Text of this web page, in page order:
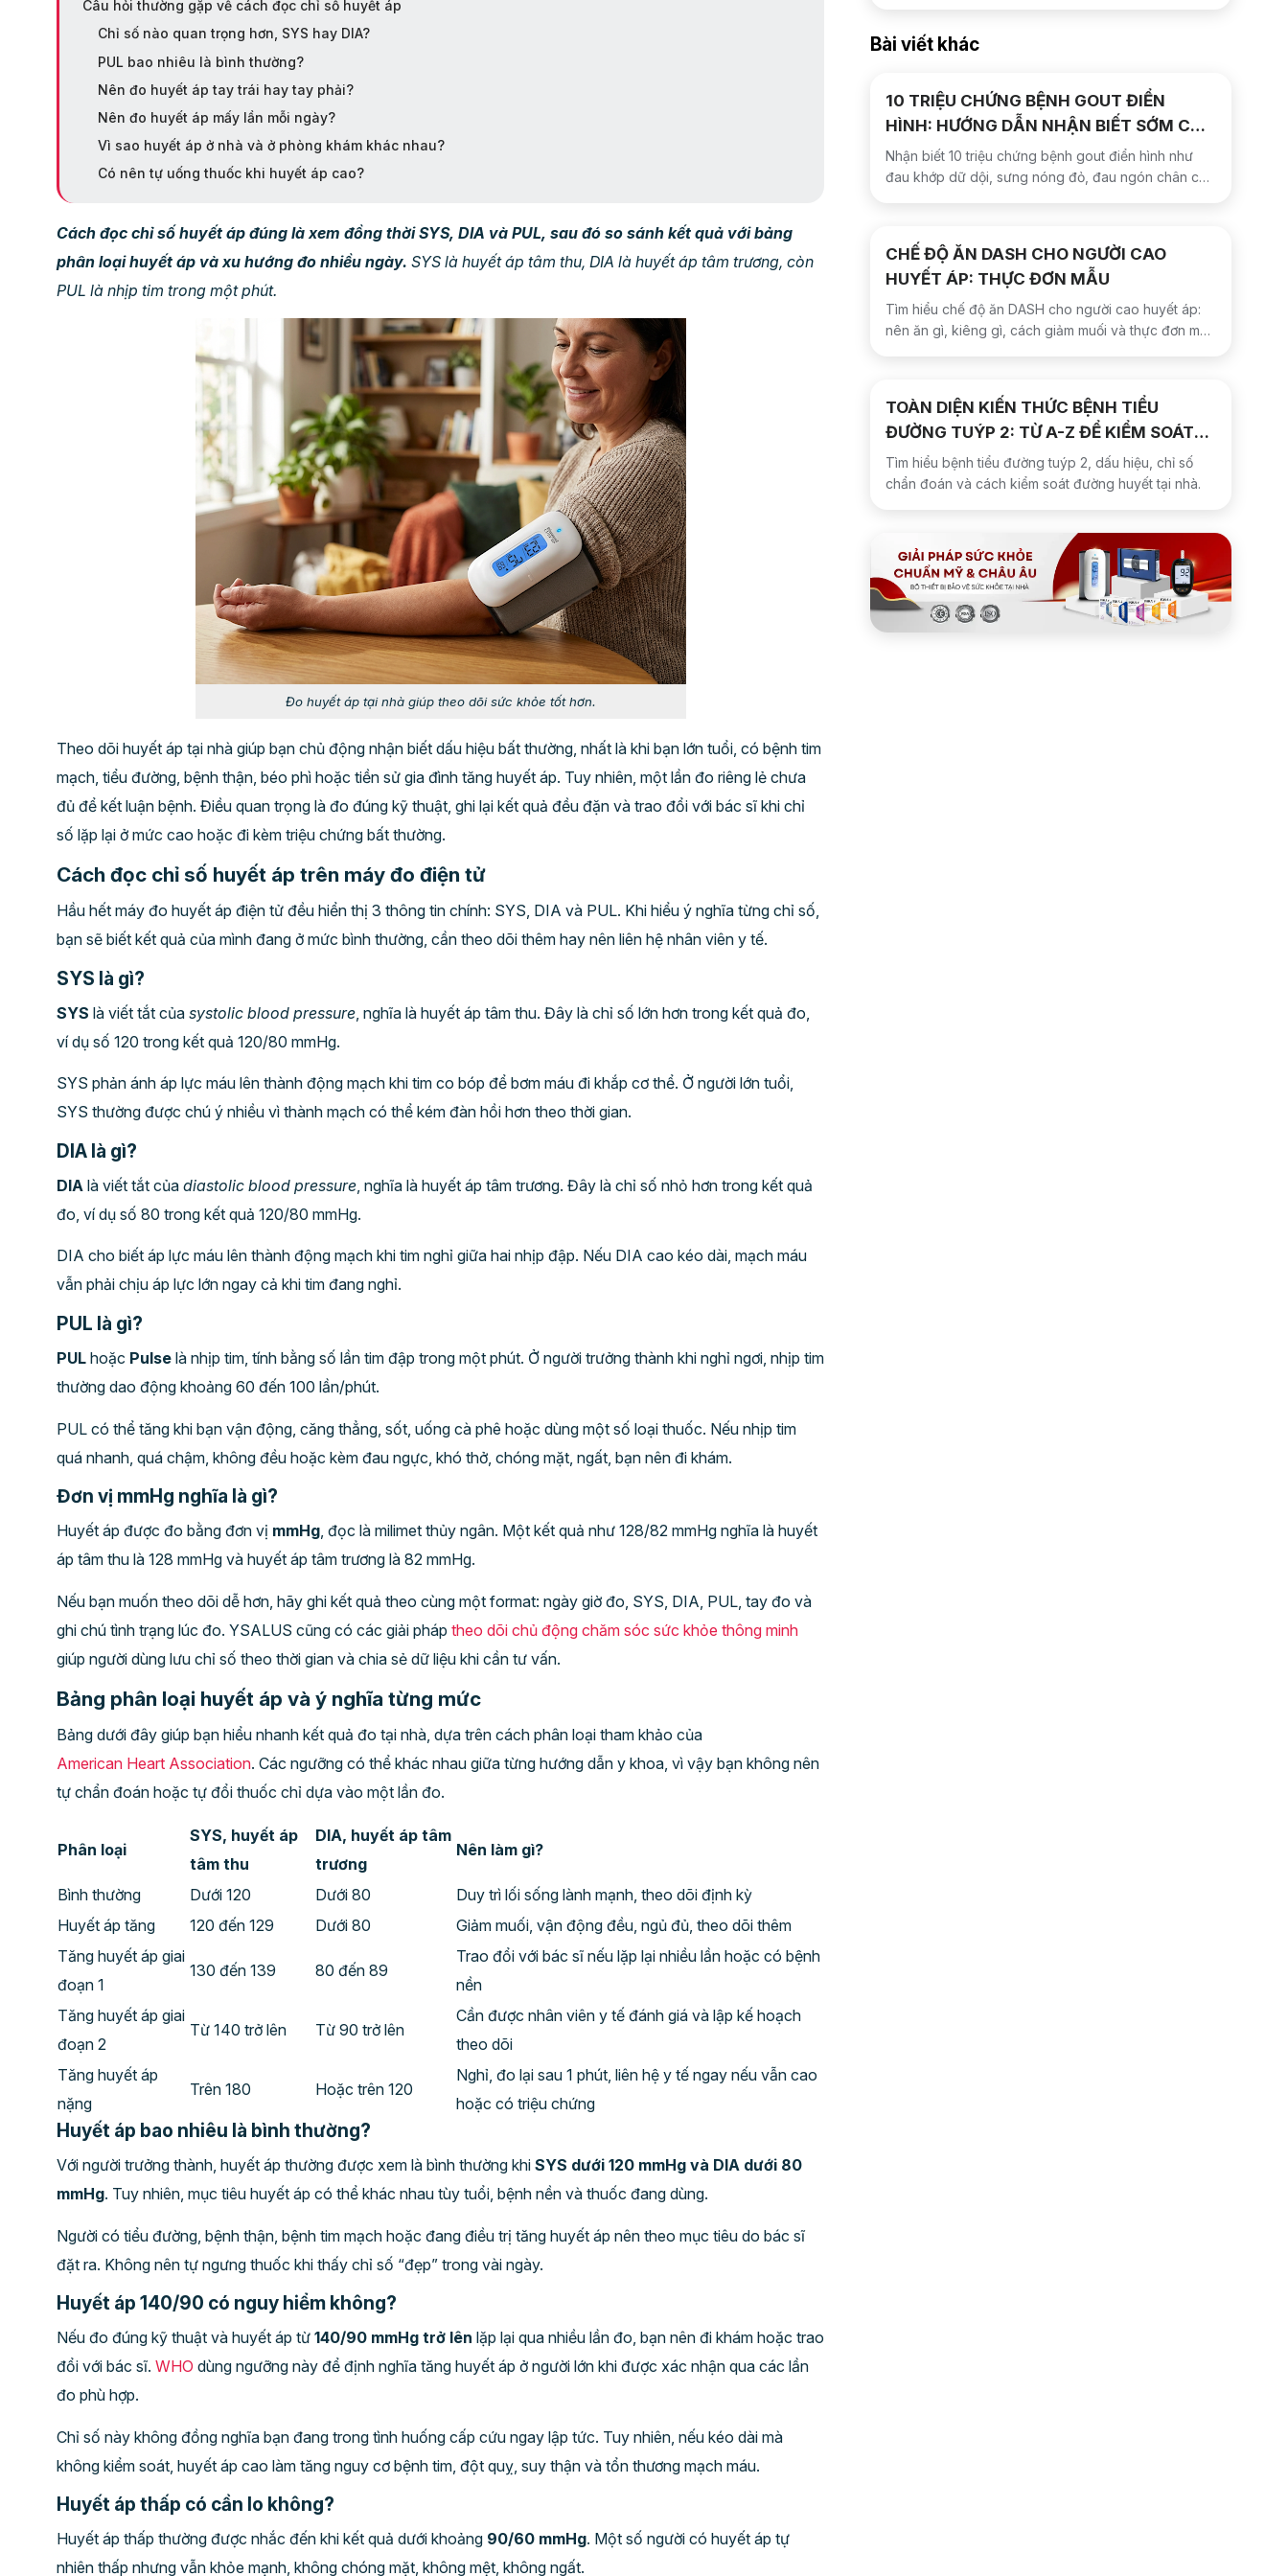
Câu hỏi thường gặp về cách đọc chỉ số huyết áp
Chỉ số nào quan trọng hơn, SYS hay DIA?
PUL bao nhiêu là bình thường?
Nên đo huyết áp tay trái hay tay phải?
Nên đo huyết áp mấy lần mỗi ngày?
Vì sao huyết áp ở nhà và ở phòng khám khác nhau?
Có nên tự uống thuốc khi huyết áp cao?
Cách đọc chỉ số huyết áp đúng là xem đồng thời SYS, DIA và PUL, sau đó so sánh kết quả với bảng
phân loại huyết áp và xu hướng đo nhiều ngày. SYS là huyết áp tâm thu, DIA là huyết áp tâm trương, còn
PUL là nhịp tim trong một phút.
Đo huyết áp tại nhà giúp theo dõi sức khỏe tốt hơn.
Theo dõi huyết áp tại nhà giúp bạn chủ động nhận biết dấu hiệu bất thường, nhất là khi bạn lớn tuổi, có bệnh tim
mạch, tiểu đường, bệnh thận, béo phì hoặc tiền sử gia đình tăng huyết áp. Tuy nhiên, một lần đo riêng lẻ chưa
đủ để kết luận bệnh. Điều quan trọng là đo đúng kỹ thuật, ghi lại kết quả đều đặn và trao đổi với bác sĩ khi chỉ
số lặp lại ở mức cao hoặc đi kèm triệu chứng bất thường.
Cách đọc chỉ số huyết áp trên máy đo điện tử
Hầu hết máy đo huyết áp điện tử đều hiển thị 3 thông tin chính: SYS, DIA và PUL. Khi hiểu ý nghĩa từng chỉ số,
bạn sẽ biết kết quả của mình đang ở mức bình thường, cần theo dõi thêm hay nên liên hệ nhân viên y tế.
SYS là gì?
SYS là viết tắt củasystolic blood pressure , nghĩa là huyết áp tâm thu. Đây là chỉ số lớn hơn trong kết quả đo,
ví dụ số 120 trong kết quả 120/80 mmHg.
SYS phản ánh áp lực máu lên thành động mạch khi tim co bóp để bơm máu đi khắp cơ thể. Ở người lớn tuổi,
SYS thường được chú ý nhiều vì thành mạch có thể kém đàn hồi hơn theo thời gian.
DIA là gì?
DIA là viết tắt củadiastolic blood pressure , nghĩa là huyết áp tâm trương. Đây là chỉ số nhỏ hơn trong kết quả
đo, ví dụ số 80 trong kết quả 120/80 mmHg.
DIA cho biết áp lực máu lên thành động mạch khi tim nghỉ giữa hai nhịp đập. Nếu DIA cao kéo dài, mạch máu
vẫn phải chịu áp lực lớn ngay cả khi tim đang nghỉ.
PUL là gì?
PUL hoặc Pulse là nhịp tim, tính bằng số lần tim đập trong một phút. Ở người trưởng thành khi nghỉ ngơi, nhịp tim
thường dao động khoảng 60 đến 100 lần/phút.
PUL có thể tăng khi bạn vận động, căng thẳng, sốt, uống cà phê hoặc dùng một số loại thuốc. Nếu nhịp tim
quá nhanh, quá chậm, không đều hoặc kèm đau ngực, khó thở, chóng mặt, ngất, bạn nên đi khám.
Đơn vị mmHg nghĩa là gì?
Huyết áp được đo bằng đơn vị mmHg, đọc là milimet thủy ngân. Một kết quả như 128/82 mmHg nghĩa là huyết
áp tâm thu là 128 mmHg và huyết áp tâm trương là 82 mmHg.
Nếu bạn muốn theo dõi dễ hơn, hãy ghi kết quả theo cùng một format: ngày giờ đo, SYS, DIA, PUL, tay đo và
ghi chú tình trạng lúc đo. YSALUS cũng có các giải pháptheo dõi chủ động chăm sóc sức khỏe thông minh
giúp người dùng lưu chỉ số theo thời gian và chia sẻ dữ liệu khi cần tư vấn.
Bảng phân loại huyết áp và ý nghĩa từng mức
Bảng dưới đây giúp bạn hiểu nhanh kết quả đo tại nhà, dựa trên cách phân loại tham khảo của
American Heart Association. Các ngưỡng có thể khác nhau giữa từng hướng dẫn y khoa, vì vậy bạn không nên
tự chẩn đoán hoặc tự đổi thuốc chỉ dựa vào một lần đo.
Phân loại
SYS, huyết áp
tâm thu
DIA, huyết áp tâm
trương
Nên làm gì?
Bình thường Dưới 120 Dưới 80
Duy trì lối sống lành mạnh, theo dõi định kỳ
Huyết áp tăng
120 đến 129 Dưới 80
Giảm muối, vận động đều, ngủ đủ, theo dõi thêm
Tăng huyết áp giai
đoạn 1
130 đến 139 80 đến 89
Trao đổi với bác sĩ nếu lặp lại nhiều lần hoặc có bệnh
nền
Tăng huyết áp giai
đoạn 2
Từ 140 trở lên Từ 90 trở lên
Cần được nhân viên y tế đánh giá và lập kế hoạch
theo dõi
Tăng huyết áp
nặng
Trên 180 Hoặc trên 120
Nghỉ, đo lại sau 1 phút, liên hệ y tế ngay nếu vẫn cao
hoặc có triệu chứng
Huyết áp bao nhiêu là bình thường?
Với người trưởng thành, huyết áp thường được xem là bình thường khiSYS dưới 120 mmHg và DIA dưới 80
mmHg. Tuy nhiên, mục tiêu huyết áp có thể khác nhau tùy tuổi, bệnh nền và thuốc đang dùng.
Người có tiểu đường, bệnh thận, bệnh tim mạch hoặc đang điều trị tăng huyết áp nên theo mục tiêu do bác sĩ
đặt ra. Không nên tự ngưng thuốc khi thấy chỉ số “đẹp” trong vài ngày.
Huyết áp 140/90 có nguy hiểm không?
Nếu đo đúng kỹ thuật và huyết áp từ140/90 mmHg trở lên lặp lại qua nhiều lần đo, bạn nên đi khám hoặc trao
đổi với bác sĩ.WHO dùng ngưỡng này để định nghĩa tăng huyết áp ở người lớn khi được xác nhận qua các lần
đo phù hợp.
Chỉ số này không đồng nghĩa bạn đang trong tình huống cấp cứu ngay lập tức. Tuy nhiên, nếu kéo dài mà
không kiểm soát, huyết áp cao làm tăng nguy cơ bệnh tim, đột quỵ, suy thận và tổn thương mạch máu.
Huyết áp thấp có cần lo không?
Huyết áp thấp thường được nhắc đến khi kết quả dưới khoảng 90/60 mmHg. Một số người có huyết áp tự
nhiên thấp nhưng vẫn khỏe mạnh, không chóng mặt, không mệt, không ngất.
Bài viết khác
10 TRIỆU CHỨNG BỆNH GOUT ĐIỂN
HÌNH: HƯỚNG DẪN NHẬN BIẾT SỚM CƠN
GOUT CẤP
Nhận biết 10 triệu chứng bệnh gout điển hình như
đau khớp dữ dội, sưng nóng đỏ, đau ngón chân cái,
CHẾ ĐỘ ĂN DASH CHO NGƯỜI CAO
HUYẾT ÁP: THỰC ĐƠN MẪU
Tìm hiểu chế độ ăn DASH cho người cao huyết áp:
nên ăn gì, kiêng gì, cách giảm muối và thực đơn mẫu
TOÀN DIỆN KIẾN THỨC BỆNH TIỂU
ĐƯỜNG TUÝP 2: TỪ A-Z ĐỂ KIỂM SOÁT
VÀ HƯỚNG TỚI THUYÊN GIẢM
Tìm hiểu bệnh tiểu đường tuýp 2, dấu hiệu, chỉ số
chẩn đoán và cách kiểm soát đường huyết tại nhà.